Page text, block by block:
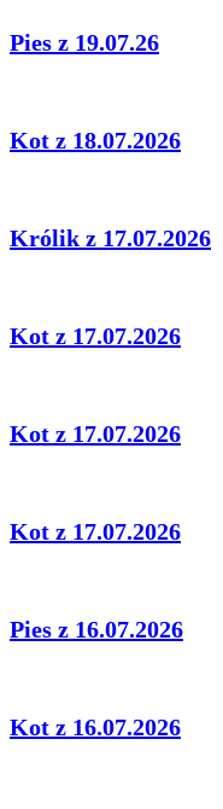
Pies z 19.07.26
Kot z 18.07.2026
Królik z 17.07.2026
Kot z 17.07.2026
Kot z 17.07.2026
Kot z 17.07.2026
Pies z 16.07.2026
Kot z 16.07.2026